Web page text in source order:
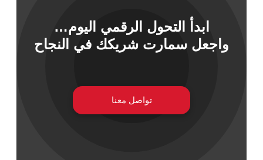
المعلومات
ابدأ التحول الرقمي اليوم…
واجعل سمارت شريكك في النجاح
تواصل معنا